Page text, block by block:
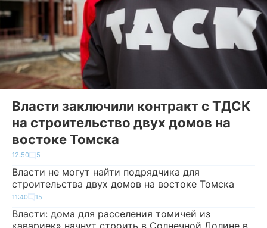
Власти заключили контракт с ТДСК
на строительство двух домов на
востоке Томска
12:50 5
Власти не могут найти подрядчика для
строительства двух домов на востоке Томска
11:40 15
Власти: дома для расселения томичей из
«авариек» начнут строить в Солнечной Долине в